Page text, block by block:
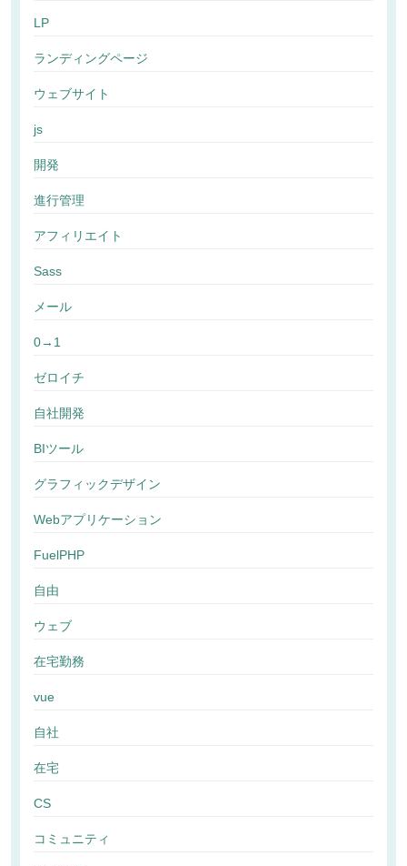
LP
ランディングページ
ウェブサイト
js
開発
進行管理
アフィリエイト
Sass
メール
0→1
ゼロイチ
自社開発
BIツール
グラフィックデザイン
Webアプリケーション
FuelPHP
自由
ウェブ
在宅勤務
vue
自社
在宅
CS
コミュニティ